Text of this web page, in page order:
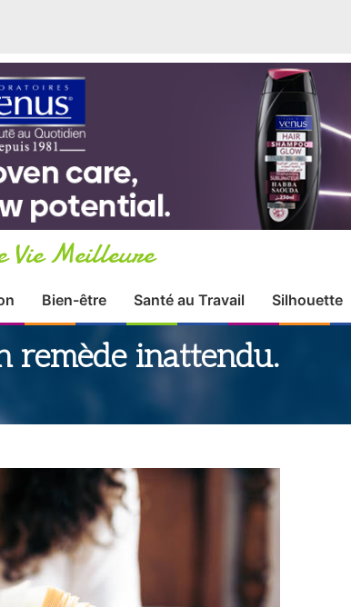
Vie Meilleure
Bien-être Santé au Travail Silhouette
remède inattendu.